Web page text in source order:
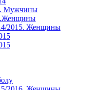
Мужчины
2015. Женщины